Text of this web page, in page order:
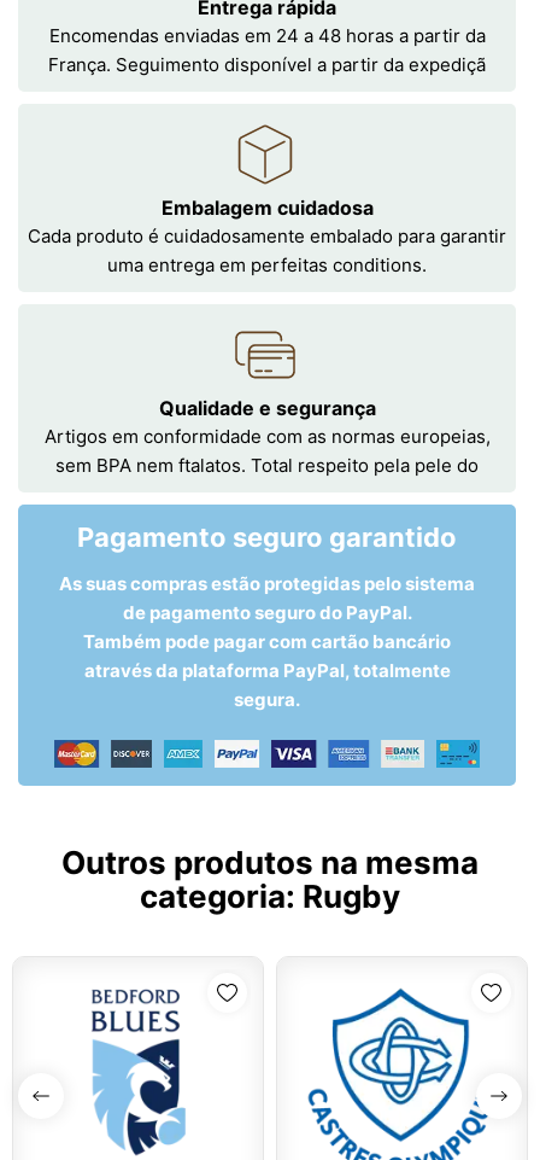
Entrega rápida
Encomendas enviadas em 24 a 48 horas a partir da
França. Seguimento disponível a partir da expediçã
Embalagem cuidadosa
Cada produto é cuidadosamente embalado para garantir
uma entrega em perfeitas conditions.
Qualidade e segurança
Artigos em conformidade com as normas europeias,
sem BPA nem ftalatos. Total respeito pela pele do
Pagamento seguro garantido
As suas compras estão protegidas pelo sistema
de pagamento seguro do PayPal.
Também pode pagar com cartão bancário
através da plataforma PayPal, totalmente
segura.
Outros produtos na mesma
categoria: Rugby